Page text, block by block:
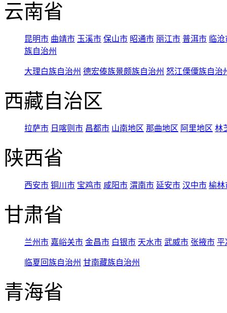
云南省
昆明市 曲靖市 玉溪市 保山市 昭通市 丽江市 普洱市 临
族自治州
大理白族自治州 德宏傣族景颇族自治州 怒江傈僳族自治
西藏自治区
拉萨市 日喀则市 昌都市 山南地区 那曲地区 阿里地区 林
陕西省
西安市 铜川市 宝鸡市 咸阳市 渭南市 延安市 汉中市 榆林
甘肃省
兰州市 嘉峪关市 金昌市 白银市 天水市 武威市 张掖市 平
临夏回族自治州 甘南藏族自治州
青海省